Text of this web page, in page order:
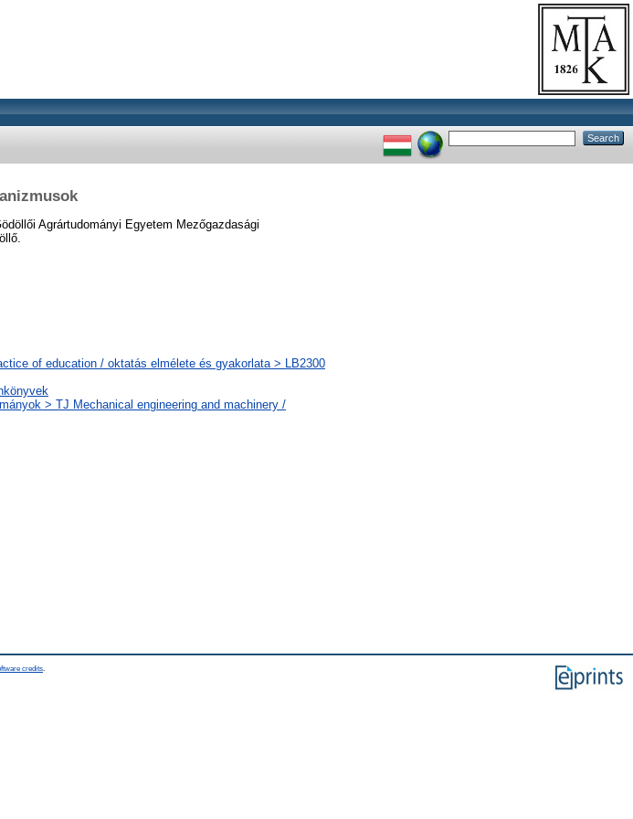
Agrártudományi Egyetem Mezőgazdasági
of education / oktatás elmélete és gyakorlata > LB2300
> TJ Mechanical engineering and machinery /
credits